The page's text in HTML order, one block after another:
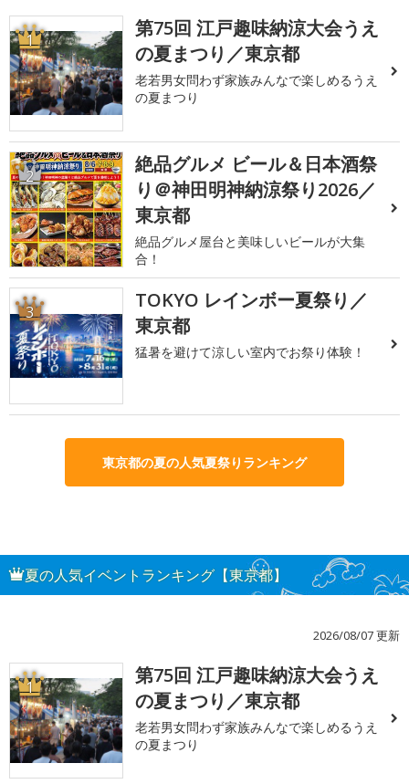
1
第75回 江戸趣味納涼大会うえ
の夏まつり／東京都
老若男女問わず家族みんなで楽しめるうえ
の夏まつり
2
絶品グルメ ビール＆日本酒祭
り＠神田明神納涼祭り2026／
東京都
絶品グルメ屋台と美味しいビールが大集
合！
3
TOKYO レインボー夏祭り／
東京都
猛暑を避けて涼しい室内でお祭り体験！
東京都の夏の人気夏祭りランキング
夏の人気イベントランキング【東京都】
2026/08/07 更新
1
第75回 江戸趣味納涼大会うえ
の夏まつり／東京都
老若男女問わず家族みんなで楽しめるうえ
の夏まつり